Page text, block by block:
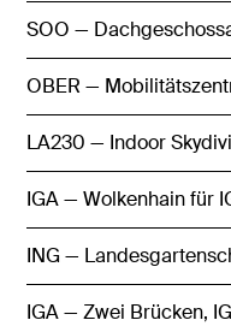
OBER —
LA230 — Indoor
IGA — Wolkenhain für
ING —
IGA — Zwei Brücken,